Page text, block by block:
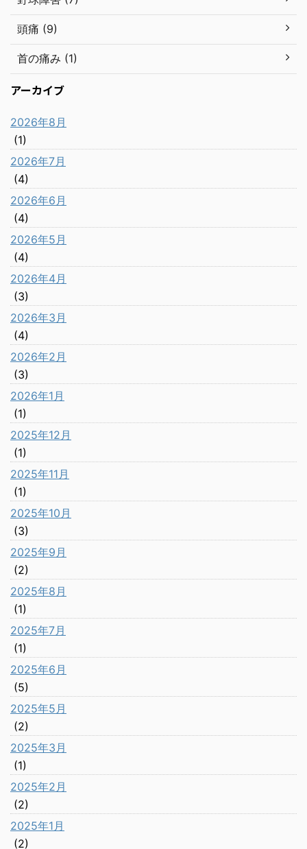
頭痛 (9)
首の痛み (1)
アーカイブ
2026年8月
(1)
2026年7月
(4)
2026年6月
(4)
2026年5月
(4)
2026年4月
(3)
2026年3月
(4)
2026年2月
(3)
2026年1月
(1)
2025年12月
(1)
2025年11月
(1)
2025年10月
(3)
2025年9月
(2)
2025年8月
(1)
2025年7月
(1)
2025年6月
(5)
2025年5月
(2)
2025年3月
(1)
2025年2月
(2)
2025年1月
(2)